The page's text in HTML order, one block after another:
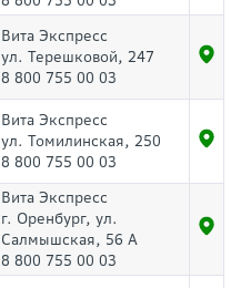
Вита Экспресс
ул. Терешковой, 247
8 800 755 00 03
Вита Экспресс
ул. Томилинская, 250
8 800 755 00 03
Вита Экспресс
г. Оренбург, ул.
Салмышская, 56 А
8 800 755 00 03